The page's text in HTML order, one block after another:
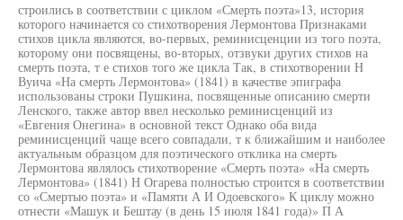
строились в соответствии с циклом «Смерть поэта»13, история
которого начинается со стихотворения Лермонтова Признаками
стихов цикла являются, во-первых, реминисценции из того поэта,
которому они посвящены, во-вторых, отзвуки других стихов на
смерть поэта, т е стихов того же цикла Так, в стихотворении Н
Вуича «На смерть Лермонтова» (1841) в качестве эпиграфа
использованы строки Пушкина, посвященные описанию смерти
Ленского, также автор ввел несколько реминисценций из
«Евгения Онегина» в основной текст Однако оба вида
реминисценций чаще всего совпадали, т к ближайшим и наиболее
актуальным образцом для поэтического отклика на смерть
Лермонтова являлось стихотворение «Смерть поэта» «На смерть
Лермонтова» (1841) Н Огарева полностью строится в соответствии
со «Смертью поэта» и «Памяти А И Одоевского» К циклу можно
отнести «Машук и Бештау (в день 15 июля 1841 года)» П А